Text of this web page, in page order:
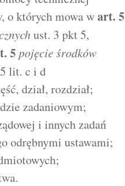
o których mowa wart. 5
ust. 3 pkt 5,
5 pojęcie środków
lit. c i d
dział, rozdział;
zadaniowym;
i innych zadań
odrębnymi ustawami;